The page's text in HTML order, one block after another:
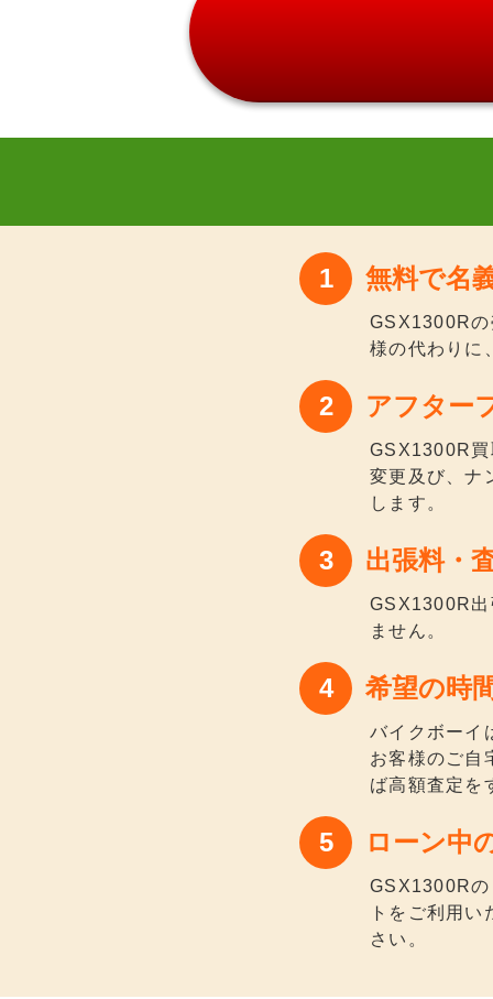
無料で名
GSX1300Rの
様の代わりに
アフター
GSX1300R買
変更及び、ナ
します。
出張料・
GSX1300R出
ません。
希望の時
バイクボーイ
お客様のご自
ば高額査定を
ローン中
GSX1300Rの
トをご利用
さい。